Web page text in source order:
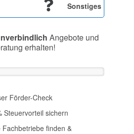
Sonstiges
Angebote und
erhalten!
Förder-Check
Steuervorteil sichern
Fachbetriebe finden &